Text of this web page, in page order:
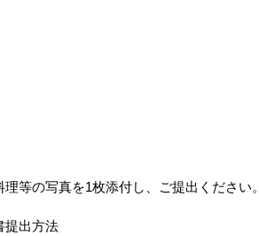
等の写真を1枚添付し、ご提出ください。
提出方法